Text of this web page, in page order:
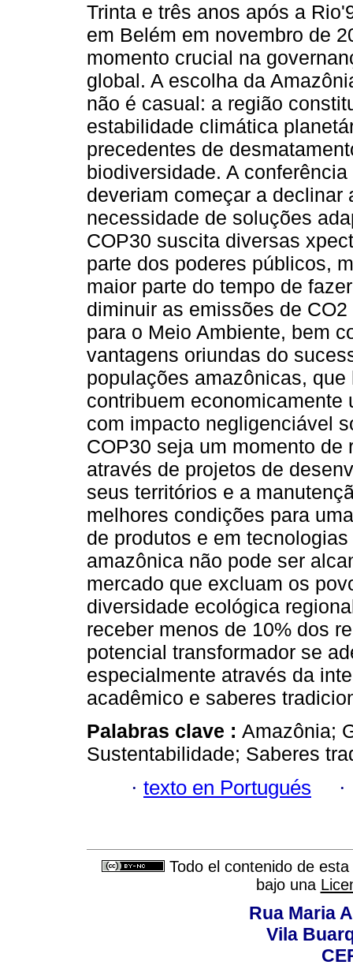
Trinta e três anos após a
em Belém em novembro de
momento crucial na
global. A escolha da
não é casual: a região
estabilidade climática
precedentes de
biodiversidade. A
deveriam começar a
necessidade de soluções
COP30 suscita diversas
parte dos poderes públicos,
maior parte do tempo de
diminuir as emissões de
para o Meio Ambiente, bem
vantagens oriundas do
populações amazônicas,
contribuem
com impacto negligenciável
COP30 seja um momento
através de projetos de
seus territórios e a
melhores condições para
de produtos e em
amazônica não pode ser
mercado que excluam os
diversidade ecológica
receber menos de 10% dos
potencial transformador se
especialmente através da
acadêmico e saberes
Palabras clave : Amazônia;
Sustentabilidade; Saberes
· texto en Portugués ·
Todo el contenido de
bajo una
Rua Maria
Vila